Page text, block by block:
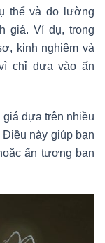
thể và đo lường
giá. Ví dụ, trong
kinh nghiệm và
chỉ dựa vào ấn
dựa trên nhiều
Điều này giúp bạn
ấn tượng ban